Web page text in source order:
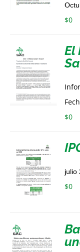
$0
El
$0
julio
$0